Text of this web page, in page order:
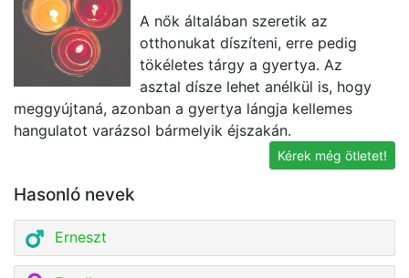
A nők általában szeretik az
otthonukat díszíteni, erre pedig
tökéletes tárgy a gyertya. Az
asztal dísze lehet anélkül is, hogy
meggyújtaná, azonban a gyertya lángja kellemes
hangulatot varázsol bármelyik éjszakán.
Kérek még ötletet!
Hasonló nevek
Erneszt